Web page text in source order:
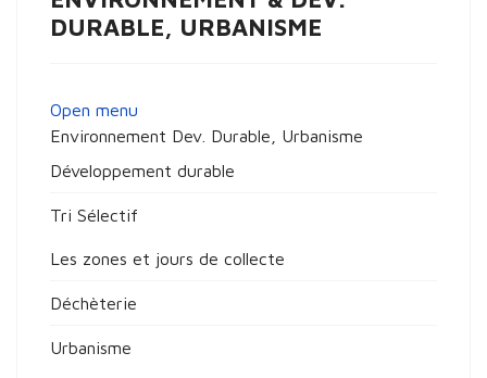
DURABLE, URBANISME
Open menu
Environnement Dev. Durable, Urbanisme
Développement durable
Tri Sélectif
Les zones et jours de collecte
Déchèterie
Urbanisme